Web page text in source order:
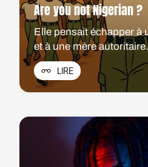
Are you not Nigerian ?
Elle pensait échapper à
et à une mère
discipline militaire du
imminente de la
inattendues, une autre
LIRE